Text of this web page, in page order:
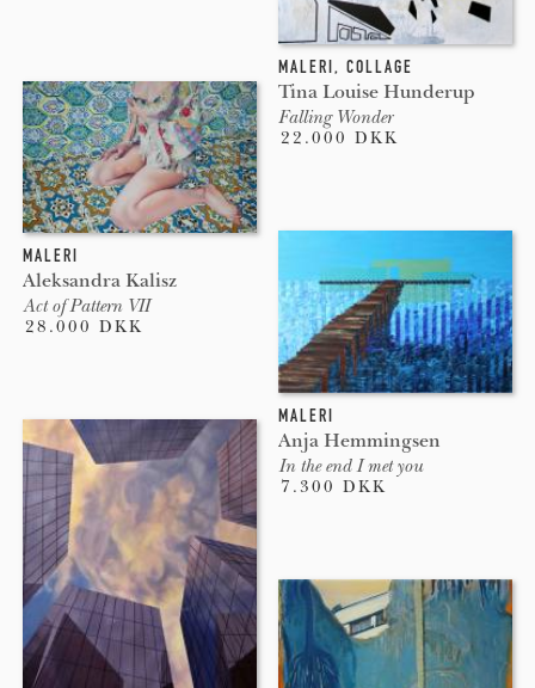
MALERI
Aleksandra Kalisz
Act of Pattern VII
28.000 DKK
MALERI , COLLAGE
Tina Louise Hunderup
Falling Wonder
22.000 DKK
MALERI
Anja Hemmingsen
In the end I met you
7.300 DKK